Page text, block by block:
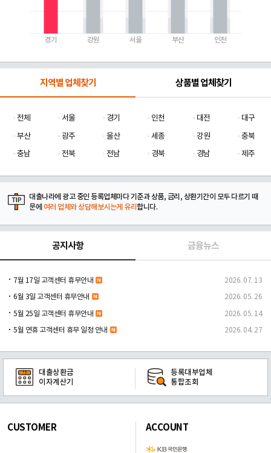
경기 강원 서울 부산 인천
지역별 업체찾기 상품별 업체찾기
전체 서울 경기 인천 대전
대구
부산
광주 울산 세종 강원
충북
충남
전북 전남 경북 경남 제주
대출나라에 광고 중인 등록업체마다 기준과 상품, 금리, 상환기간이 모두 다르기 때
문에 여러 업체와 상담해보시는게 유리합니다.
공지사항 금융뉴스
7월 17일 고객센터 휴무안내 2026. 07. 13
6월 3일 고객센터 휴무안내 2026. 05. 26
5월 25일 고객센터 휴무안내 2026. 05. 14
5월 연휴 고객센터 휴무 일정 안내 2026. 04. 27
대출상환금
이자계산기
등록대부업체
통합조회
CUSTOMER ACCOUNT